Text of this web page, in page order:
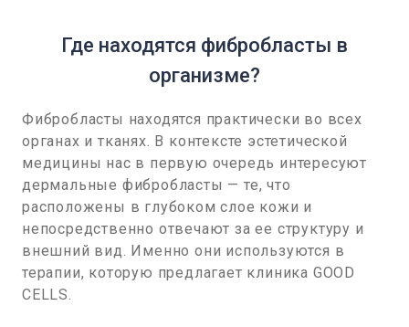
Где находятся фибробласты в
организме?
Фибробласты находятся практически во всех
органах и тканях. В контексте эстетической
медицины нас в первую очередь интересуют
дермальные фибробласты — те, что
расположены в глубоком слое кожи и
непосредственно отвечают за ее структуру и
внешний вид. Именно они используются в
терапии, которую предлагает клиника GOOD
CELLS.